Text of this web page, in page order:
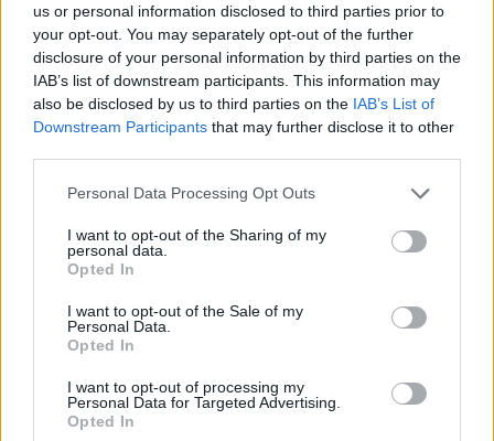
us or personal information disclosed to third parties prior to
your opt-out. You may separately opt-out of the further
disclosure of your personal information by third parties on the
IAB’s list of downstream participants. This information may
also be disclosed by us to third parties on the IAB’s List of
Downstream Participants that may further disclose it to other
Please note that this website/app uses one or more Google
not limited to your visit or usage behaviour. You may click to
grant or deny consent to Google and its third-party tags to
use your data for below specified purposes in below Google
consent section.
Personal Data Processing Opt Outs
I want to opt-out of the Sharing of my
personal data.
Opted In
I want to opt-out of the Sale of my
Personal Data.
Opted In
I want to opt-out of processing my
Personal Data for Targeted Advertising.
Opted In
Jön még kép!
„Tímea Majorova mellett az Arnold Classic
ezüstérmese Balogh Robinnal is találkozhattak a
vendégek.”